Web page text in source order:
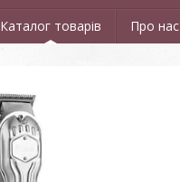
Каталог товарів Про нас